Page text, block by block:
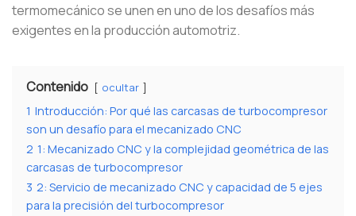
termomecánico se unen en uno de los desafíos más
exigentes en la producción automotriz.
Contenido ocultar
1 Introducción: Por qué las carcasas de turbocompresor
son un desafío para el mecanizado CNC
2 1: Mecanizado CNC y la complejidad geométrica de las
carcasas de turbocompresor
3 2: Servicio de mecanizado CNC y capacidad de 5 ejes
para la precisión del turbocompresor